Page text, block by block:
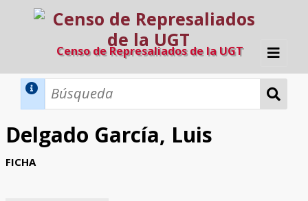
Censo de Represaliados de la UGT
Inicio
Búsqueda Dinámica
Búsqueda Avanzada
Filtros A-Z
Delgado García, Luis
FICHA